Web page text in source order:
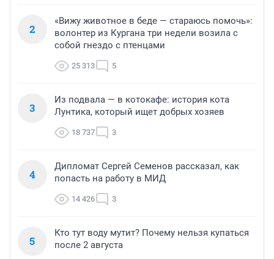
2
«Вижу животное в беде — стараюсь помочь»:
волонтер из Кургана три недели возила с
собой гнездо с птенцами
25 313 5
3
Из подвала — в котокафе: история кота
Лунтика, который ищет добрых хозяев
18 737 3
4
Дипломат Сергей Семенов рассказал, как
попасть на работу в МИД
14 426 3
5
Кто тут воду мутит? Почему нельзя купаться
после 2 августа